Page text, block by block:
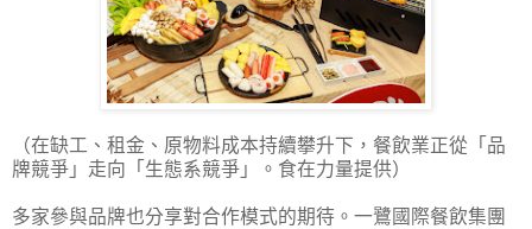
（在缺工、租金、原物料成本持續攀升下，餐飲業正從「品
牌競爭」走向「生態系競爭」。食在力量提供）
多家參與品牌也分享對合作模式的期待。一鷺國際餐飲集團